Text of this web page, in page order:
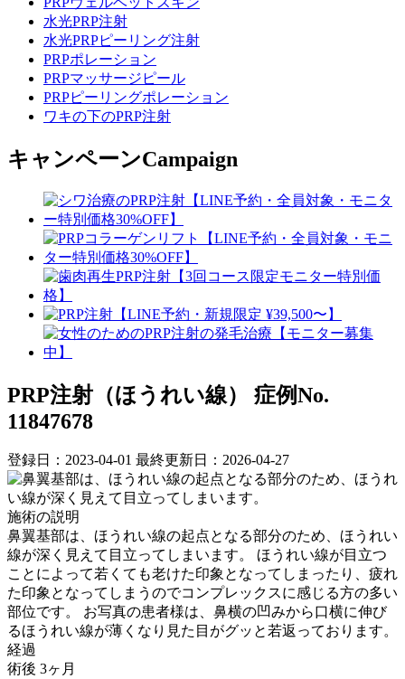
水光PRP注射
水光PRPピーリング注射
PRPポレーション
PRPマッサージピール
PRPピーリングポレーション
ワキの下のPRP注射
キャンペーンCampaign
PRP注射（ほうれい線）
症例No.
11847678
登録日：2023-04-01 最終更新日：2026-04-27
施術の説明
鼻翼基部は、ほうれい線の起点となる部分のため、ほうれい
線が深く見えて目立ってしまいます。 ほうれい線が目立つ
ことによって若くても老けた印象となってしまったり、疲れ
た印象となってしまうのでコンプレックスに感じる方の多い
部位です。 お写真の患者様は、鼻横の凹みから口横に伸び
るほうれい線が薄くなり見た目がグッと若返っております。
経過
術後 3ヶ月